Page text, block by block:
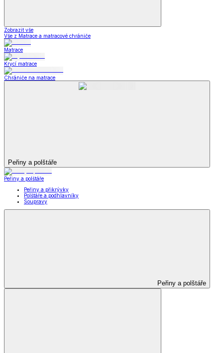
Zobrazit vše
Vše z Matrace a matracové chrániče
Matrace
Krycí matrace
Chrániče na matrace
Peřiny a polštáře
Peřiny a polštáře
Peřiny a přikrývky
Polštáře a podhlavníky
Soupravy
Peřiny a polštáře